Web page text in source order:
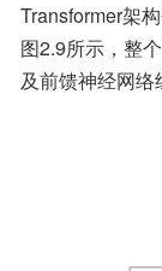
Transformer架
图2.9所示，整
及前馈神经网络